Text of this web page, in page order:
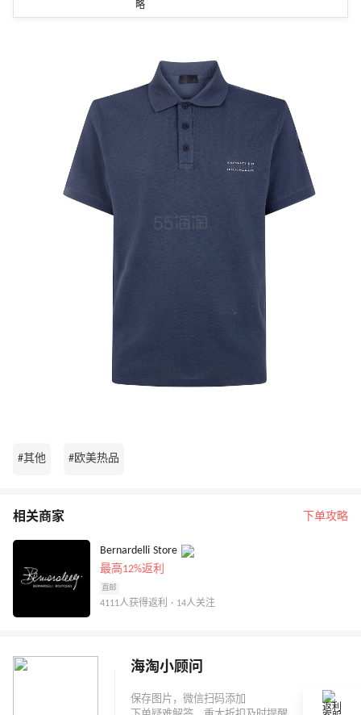
略
#其他 #欧美热品
相关商家 下单攻略
Bernardelli Store
最高12%返利
直邮
4111人获得返利 · 14人关注
海淘小顾问
返利